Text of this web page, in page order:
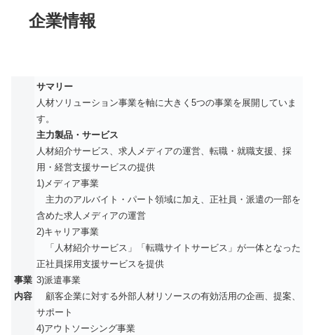
企業情報
事業
内容
サマリー
人材ソリューション事業を軸に大きく5つの事業を展開していま
す。
主力製品・サービス
人材紹介サービス、求人メディアの運営、転職・就職支援、採
用・経営支援サービスの提供
1)メディア事業
主力のアルバイト・パート領域に加え、正社員・派遣の一部を
含めた求人メディアの運営
2)キャリア事業
「人材紹介サービス」「転職サイトサービス」が一体となった
正社員採用支援サービスを提供
3)派遣事業
顧客企業に対する外部人材リソースの有効活用の企画、提案、
サポート
4)アウトソーシング事業